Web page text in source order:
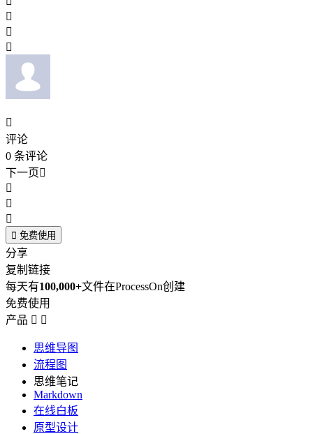




评论
0 条评论
下一页



 免费使用
分享
复制链接
每天有100,000+文件在ProcessOn创建
免费使用
产品  
思维导图
流程图
思维笔记
Markdown
在线白板
原型设计